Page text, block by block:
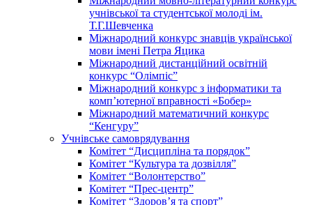
учнiвської та студентської молодi iм.
Т.Г.Шевченка
Міжнародний конкурс знавців української
мови імені Петра Яцика
Міжнародний дистанційний освітній
конкурс “Олімпіс”
Міжнародний конкурс з інформатики та
комп’ютерної вправності «Бобер»
Міжнародний математичний конкурс
“Кенгуру”
Учнівське самоврядування
Комітет “Дисципліна та порядок”
Комітет “Культура та дозвілля”
Комітет “Волонтерство”
Комітет “Прес-центр”
Комітет “Здоров’я та спорт”